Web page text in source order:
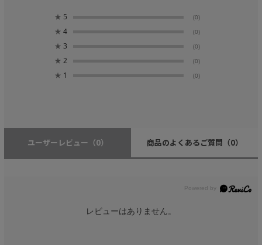
★ 5 (0)
★ 4 (0)
★ 3 (0)
★ 2 (0)
★ 1 (0)
ユーザーレビュー （0） 商品のよくあるご質問 （0）
レビューはありません。